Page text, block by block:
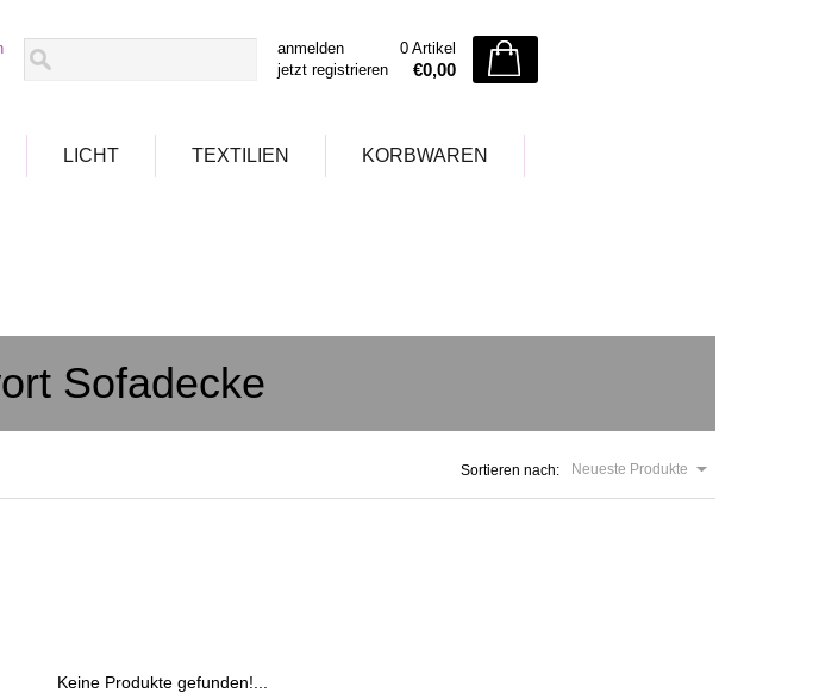
anmelden
jetzt registrieren
0 Artikel
€0,00
LICHT TEXTILIEN KORBWAREN
Sofadecke
Sortieren nach: Neueste Produkte
Keine Produkte gefunden!...